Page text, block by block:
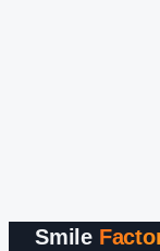
Smile